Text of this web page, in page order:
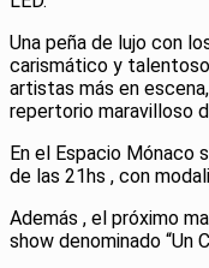
Una peña de lujo con
carismático y
artistas más en
repertorio maravilloso
En el Espacio Mónaco
de las 21hs , con
Además , el próximo
show denominado “Un